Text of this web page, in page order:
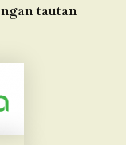
tautan